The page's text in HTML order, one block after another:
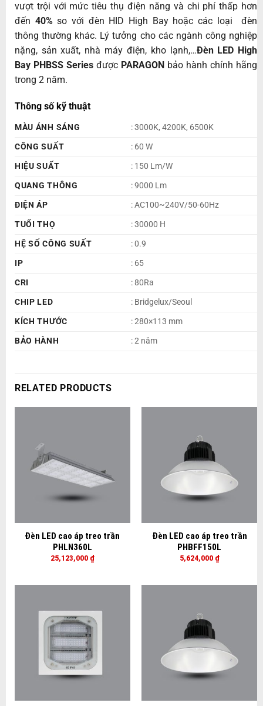
vượt trội với mức tiêu thụ điện năng và chi phí thấp hơn
đến 40%so với đèn HID High Bay hoặc các loại đèn
thông thường khác. Lý tưởng cho các ngành công nghiệp
nặng, sản xuất, nhà máy điện, kho lạnh,…Đèn LED High
Bay PHBSS Series được PARAGON bảo hành chính hãng
trong 2 năm.
Thông số kỹ thuật
MÀU ÁNH SÁNG
: 3000K, 4200K, 6500K
CÔNG SUẤT
: 60 W
HIỆU SUẤT
: 150 Lm/W
QUANG THÔNG
: 9000 Lm
ĐIỆN ÁP
: AC100~240V/50-60Hz
TUỔI THỌ
: 30000 H
HỆ SỐ CÔNG SUẤT
: 0.9
IP
: 65
CRI
: 80Ra
CHIP LED
: Bridgelux/Seoul
KÍCH THƯỚC
: 280×113 mm
BẢO HÀNH
: 2 năm
RELATED PRODUCTS
Đèn LED cao áp treo trần
PHLN360L
25,123,000 ₫
Đèn LED cao áp treo trần
PHBFF150L
5,624,000 ₫